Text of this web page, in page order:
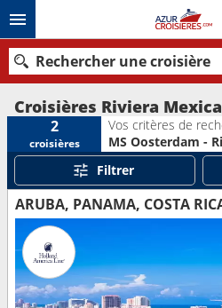
Rechercher une croisière
Nos destinations
Mois de départ
Ports
Croisières Riviera
2
croisières
Vos critères de
MS Oosterdam -
Filtrer